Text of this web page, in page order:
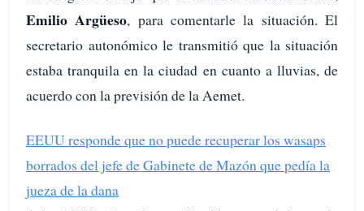
Emilio Argüeso, para comentarle la situación. El
secretario autonómico le transmitió que la situación
estaba tranquila en la ciudad en cuanto a lluvias, de
acuerdo con la previsión de la Aemet.
EEUU responde que no puede recuperar los wasaps
borrados del jefe de Gabinete de Mazón que pedía la
jueza de la dana